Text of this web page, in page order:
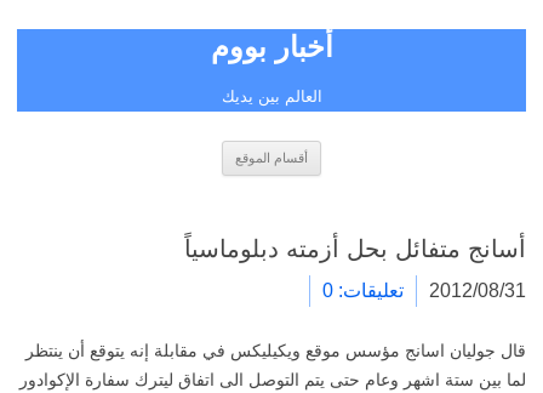
أخبار بووم
العالم بين يديك
أقسام الموقع
أسانج متفائل بحل أزمته دبلوماسياً
2012/08/31 تعليقات: 0
قال جوليان اسانج مؤسس موقع ويكيليكس في مقابلة إنه يتوقع أن ينتظر
لما بين ستة اشهر وعام حتى يتم التوصل الى اتفاق ليترك سفارة الإكوادور